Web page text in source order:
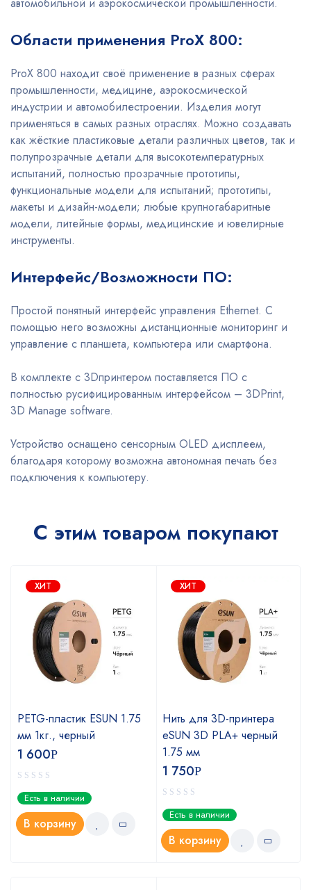
автомобильной и аэрокосмической промышленности.
Области применения ProX 800:
ProX 800 находит своё применение в разных сферах
промышленности, медицине, аэрокосмической
индустрии и автомобилестроении. Изделия могут
применяться в самых разных отраслях. Можно создавать
как жёсткие пластиковые детали различных цветов, так и
полупрозрачные детали для высокотемпературных
испытаний, полностью прозрачные прототипы,
функциональные модели для испытаний; прототипы,
макеты и дизайн-модели; любые крупногабаритные
модели, литейные формы, медицинские и ювелирные
инструменты.
Интерфейс/Возможности ПО:
Простой понятный интерфейс управления Ethernet. С
помощью него возможны дистанционные мониторинг и
управление с планшета, компьютера или смартфона.
В комплекте с 3Dпринтером поставляется ПО с
полностью русифицированным интерфейсом – 3DPrint,
3D Manage software.
Устройство оснащено сенсорным OLED дисплеем,
благодаря которому возможна автономная печать без
подключения к компьютеру.
С этим товаром покупают
ХИТ
PETG-пластик ESUN 1.75
мм 1кг., черный
1 600Р
Есть в наличии
В корзину
ХИТ
Нить для 3D-принтера
eSUN 3D PLA+ черный
1.75 мм
1 750Р
Есть в наличии
В корзину